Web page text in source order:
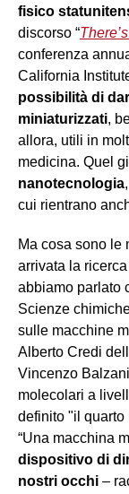
fisico
discorso “
conferenza
California
possibilità di
miniaturizzati,
allora, utili in
medicina. Quel
nanotecnologia
cui rientrano
Ma cosa sono le
arrivata la
abbiamo parlato
Scienze
sulle macchine
Alberto Credi
Vincenzo
molecolari a
definito "il
“Una macchina
dispositivo di
nostri occhi –